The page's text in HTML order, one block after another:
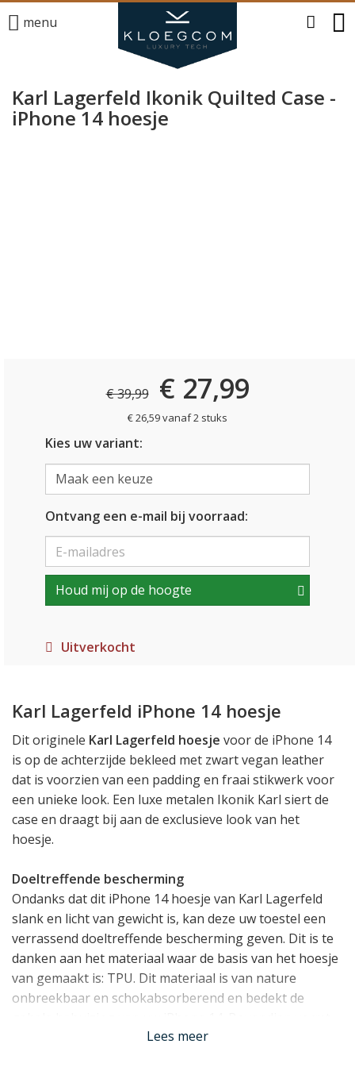
menu
Karl Lagerfeld Ikonik Quilted Case -
iPhone 14 hoesje
€ 39,99 € 27,99
€ 26,59 vanaf 2 stuks
Kies uw variant:
Ontvang een e-mail bij voorraad:
Houd mij op de hoogte
Uitverkocht
Karl Lagerfeld iPhone 14 hoesje
Dit originele Karl Lagerfeld hoesje voor de iPhone 14
is op de achterzijde bekleed met zwart vegan leather
dat is voorzien van een padding en fraai stikwerk voor
een unieke look. Een luxe metalen Ikonik Karl siert de
case en draagt bij aan de exclusieve look van het
hoesje.
Doeltreffende bescherming
Ondanks dat dit iPhone 14 hoesje van Karl Lagerfeld
slank en licht van gewicht is, kan deze uw toestel een
verrassend doeltreffende bescherming geven. Dit is te
danken aan het materiaal waar de basis van het hoesje
van gemaakt is: TPU. Dit materiaal is van nature
onbreekbaar en schokabsorberend en bedekt de
het ook een klein opstaand randje rond het display én
Lees meer